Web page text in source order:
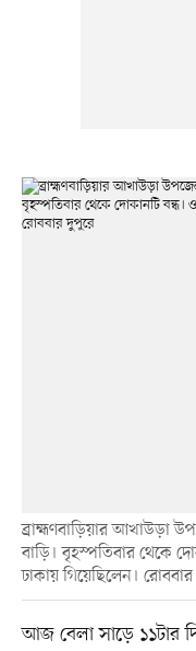
ব্রাহ্মণবাড়িয়ার আখাউড়া
বাড়ি। বৃহস্পতিবার থেকে
ঢাকায় গিয়েছিলেন।
আজ বেলা সাড়ে ১১টার